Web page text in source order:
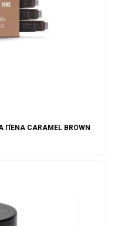
CARAMEL BROWN